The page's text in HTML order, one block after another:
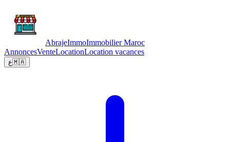
AbrajeImmoImmobilier Maroc
AnnoncesVenteLocationLocation vacances
ع🇲🇦